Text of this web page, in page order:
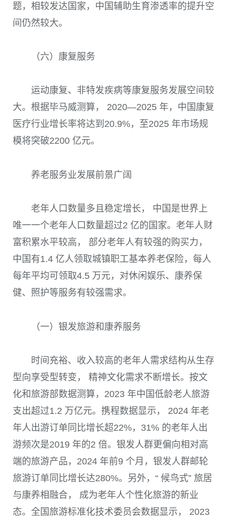
题，相较发达国家，中国辅助生育渗透率的提升空
间仍然较大。
（六）康复服务
运动康复、非特发疾病等康复服务发展空间较
大。根据毕马威测算， 2020—2025 年，中国康复
医疗行业增长率将达到20.9%，至2025 年市场规
模将突破2200 亿元。
养老服务业发展前景广阔
老年人口数量多且稳定增长， 中国是世界上
唯一一个老年人口数量超过2 亿的国家。老年人财
富积累水平较高， 部分老年人有较强的购买力，
中国有1.4 亿人领取城镇职工基本养老保险，每人
每年平均可领取4.5 万元，对休闲娱乐、康养保
健、照护等服务有较强需求。
（一）银发旅游和康养服务
时间充裕、收入较高的老年人需求结构从生存
型向享受型转变， 精神文化需求不断增长。按文
化和旅游部数据测算，2023 年中国低龄老人旅游
支出超过1.2 万亿元。携程数据显示， 2024 年老
年人出游订单同比增长超22%，31% 的老年人出
游频次是2019 年的2 倍。银发人群更偏向相对高
端的旅游产品，2024 年前9 个月，银发人群邮轮
旅游订单同比增长达280%。另外，“ 候鸟式” 旅居
与康养相融合， 成为老年人个性化旅游的新业
态。全国旅游标准化技术委员会数据显示， 2023